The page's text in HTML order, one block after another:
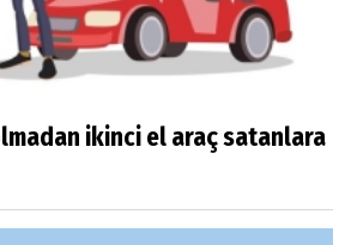
ikinci el araç satanlara